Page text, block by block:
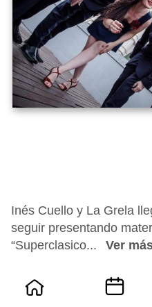
Inés Cuello y La Grela
seguir presentando
“Superclasico...
Ver